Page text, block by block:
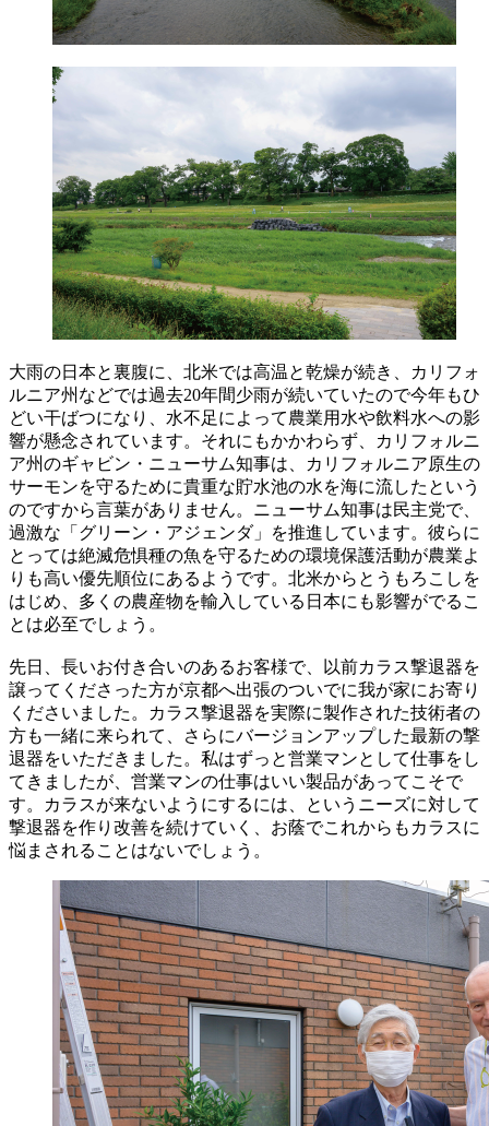
大雨の日本と裏腹に、北米では高温と乾燥が続き、カリフォ
ルニア州などでは過去20年間少雨が続いていたので今年もひ
どい干ばつになり、水不足によって農業用水や飲料水への影
響が懸念されています。それにもかかわらず、カリフォルニ
ア州のギャビン・ニューサム知事は、カリフォルニア原生の
サーモンを守るために貴重な貯水池の水を海に流したという
のですから言葉がありません。ニューサム知事は民主党で、
過激な「グリーン・アジェンダ」を推進しています。彼らに
とっては絶滅危惧種の魚を守るための環境保護活動が農業よ
りも高い優先順位にあるようです。北米からとうもろこしを
はじめ、多くの農産物を輸入している日本にも影響がでるこ
とは必至でしょう。
先日、長いお付き合いのあるお客様で、以前カラス撃退器を
譲ってくださった方が京都へ出張のついでに我が家にお寄り
くださいました。カラス撃退器を実際に製作された技術者の
方も一緒に来られて、さらにバージョンアップした最新の撃
退器をいただきました。私はずっと営業マンとして仕事をし
てきましたが、営業マンの仕事はいい製品があってこそで
す。カラスが来ないようにするには、というニーズに対して
撃退器を作り改善を続けていく、お蔭でこれからもカラスに
悩まされることはないでしょう。